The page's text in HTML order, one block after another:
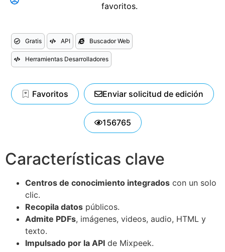
favoritos.
Gratis API Buscador Web
Herramientas Desarrolladores
Favoritos Enviar solicitud de edición
156765
Características clave
Centros de conocimiento integrados con un solo
clic.
Recopila datos públicos.
Admite PDFs, imágenes, videos, audio, HTML y
texto.
Impulsado por la API de Mixpeek.